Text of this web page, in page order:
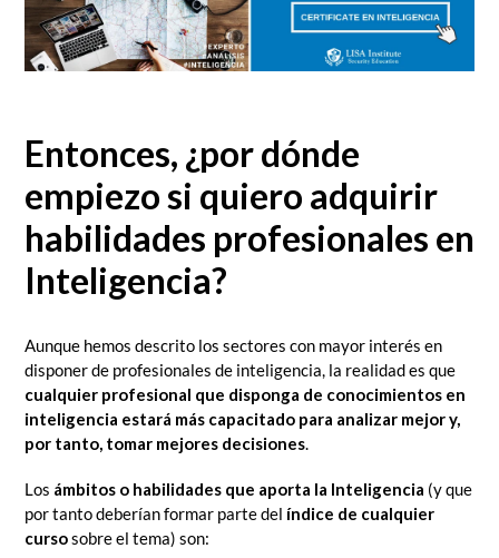
Entonces, ¿por dónde
empiezo si quiero adquirir
habilidades profesionales en
Inteligencia?
Aunque hemos descrito los sectores con mayor interés en
disponer de profesionales de inteligencia, la realidad es que
cualquier profesional que disponga de conocimientos en
inteligencia estará más capacitado para analizar mejor y,
por tanto, tomar mejores decisiones.
Los ámbitos o habilidades que aporta la Inteligencia (y que
por tanto deberían formar parte del índice de cualquier
cursosobre el tema) son: